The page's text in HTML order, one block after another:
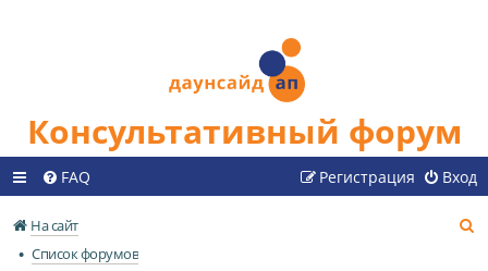
Консультативный форум
FAQ Вход
Регистрация
На сайт
Список форумов